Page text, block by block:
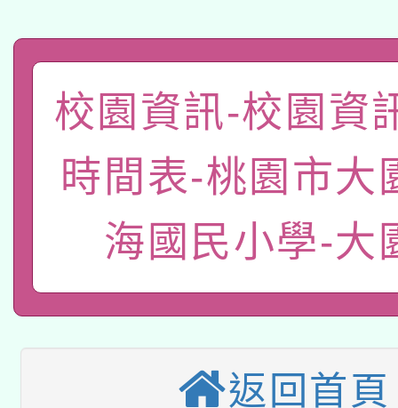
關事宜
國立臺灣師範大學辦理
年度健康促進學校輔導
業成長研習」實施計畫
函轉國家教育研究院中
族教育國際趨勢與發展
轉知教育部國民及學前
新北市政府教育局辦理
師專業成長研習實施
方素養工作坊新北場」
函轉國立臺灣師範大學
族語言臺北學習中心
「族語學習班」招生簡
轉知有關國立成功大學
年度COVID-19疫苗接
接種對象擴大為「滿6
轉知經濟部水利署委託
業技術研究院辦理「
115年8月22日(星期六
校園資訊-校園資
時間表-桃園市大
海國民小學-大
返回首頁